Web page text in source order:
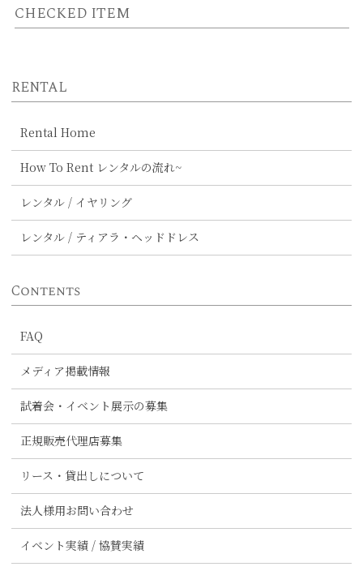
CHECKED ITEM
RENTAL
Rental Home
レンタル / イヤリング
How To Rent レンタルの流れ~
レンタル / ティアラ・ヘッドドレス
Contents
試着会・イベント展示の募集
リース・貸出しについて
正規販売代理店募集
メディア掲載情報
FAQ
法人様用お問い合わせ
イベント実績 / 協賛実績